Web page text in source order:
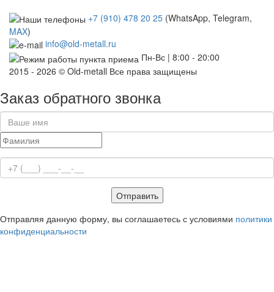
+7 (910) 478 20 25 (WhatsApp, Telegram,
MAX)
info@old-metall.ru
Пн-Вс | 8:00 - 20:00
2015 - 2026 © Old-metall Все права защищены
Заказ обратного звонка
Отправить
Отправляя данную форму, вы соглашаетесь с условиями политики
конфиденциальности